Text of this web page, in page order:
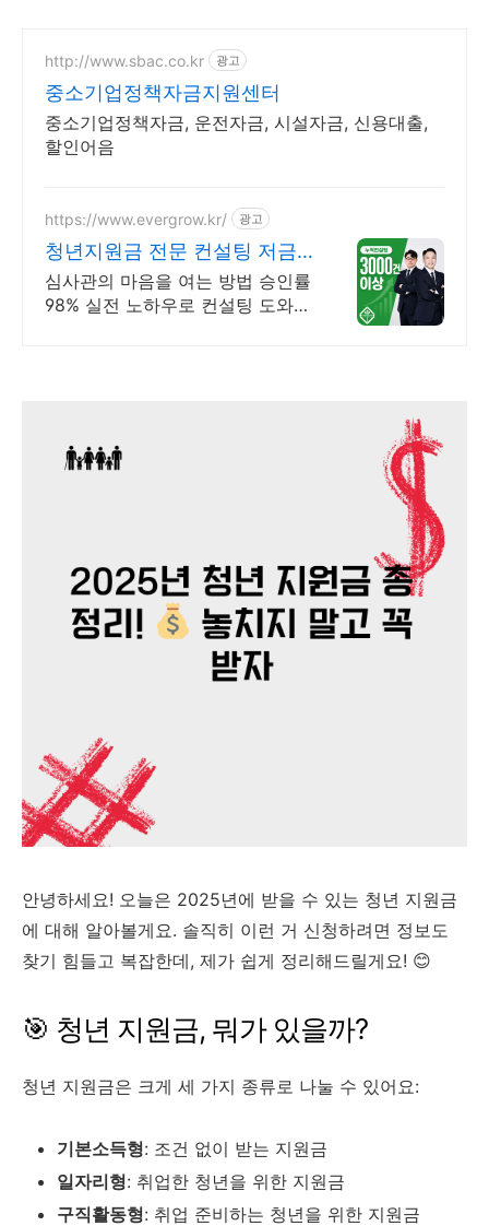
http://www.sbac.co.kr 광고
중소기업정책자금지원센터
중소기업정책자금, 운전자금, 시설자금, 신용대출,
할인어음
https://www.evergrow.kr/ 광고
청년지원금 전문 컨설팅 저금
리 정책자금 지금 신청
심사관의 마음을 여는 방법 승인률
98% 실전 노하우로 컨설팅 도와드
안녕하세요! 오늘은 2025년에 받을 수 있는 청년 지원금
에 대해 알아볼게요. 솔직히 이런 거 신청하려면 정보도
찾기 힘들고 복잡한데, 제가 쉽게 정리해드릴게요! 😊
🎯 청년 지원금, 뭐가 있을까?
청년 지원금은 크게 세 가지 종류로 나눌 수 있어요:
기본소득형: 조건 없이 받는 지원금
일자리형: 취업한 청년을 위한 지원금
구직활동형: 취업 준비하는 청년을 위한 지원금